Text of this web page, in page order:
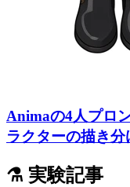
Animaの4人プロ
ラクターの描き分
⚗️ 実験記事